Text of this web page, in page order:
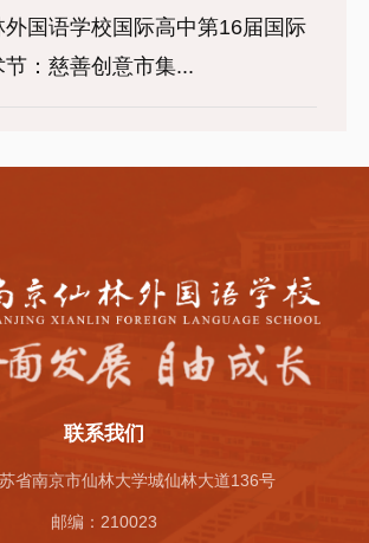
外国语学校国际高中第16届国际
：慈善创意市集...
联系我们
省南京市仙林大学城仙林大道136号
邮编：210023